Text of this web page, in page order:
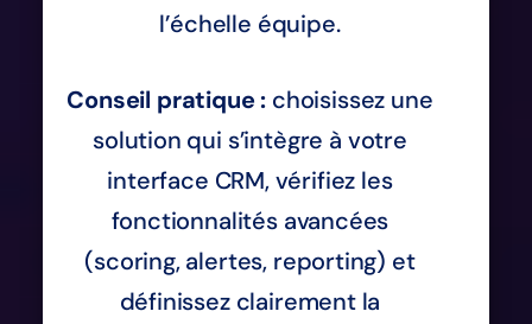
l’échelle équipe.
Conseil pratique : choisissez une
solution qui s’intègre à votre
interface CRM, vérifiez les
fonctionnalités avancées
(scoring, alertes, reporting) et
définissez clairement la